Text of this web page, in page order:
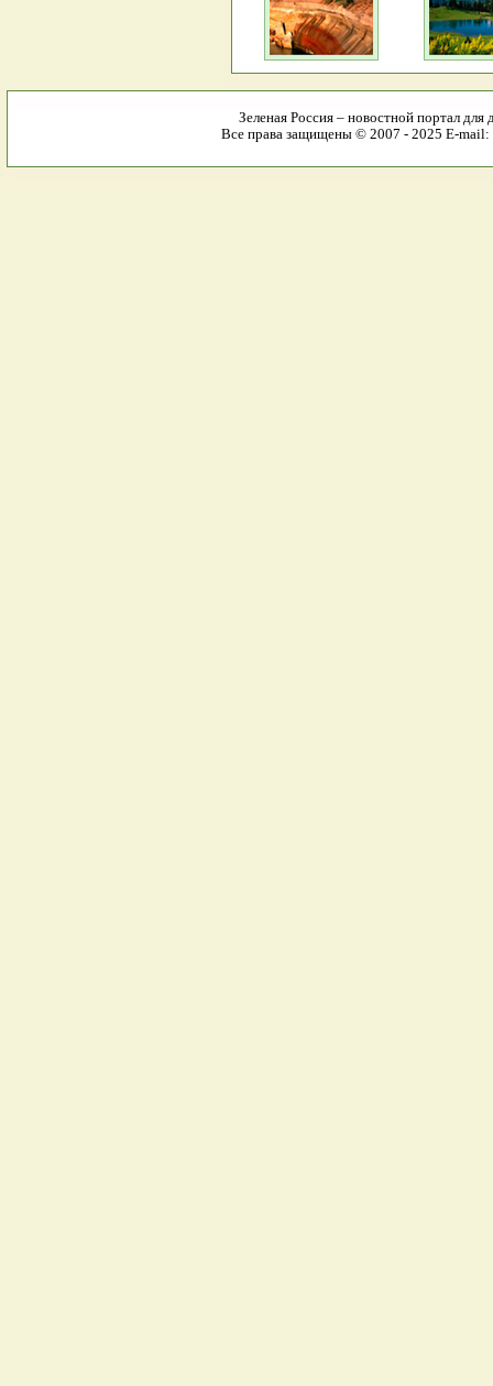
Зеленая Россия – новостной портал для
Все права защищены © 2007 - 2025 E-mail: